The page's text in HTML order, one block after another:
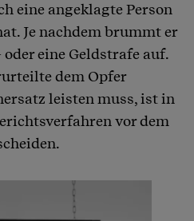
eine angeklagte Person
Je nachdem brummt er
eine Geldstrafe auf.
dem Opfer
leisten muss, ist in
vor dem